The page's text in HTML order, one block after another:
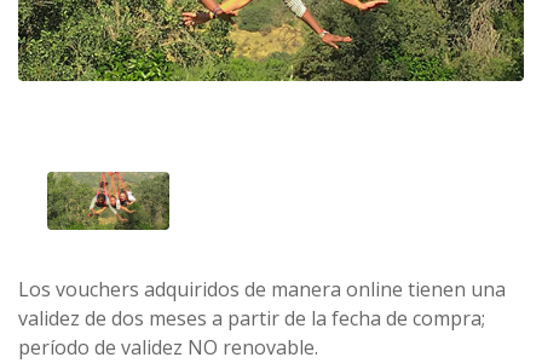
Los vouchers adquiridos de manera online tienen una
validez de dos meses a partir de la fecha de compra;
período de validez NO renovable.